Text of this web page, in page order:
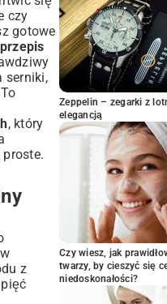
i jak
czy
gotowe
serniki,
, który
z
Zeppelin – zegarki z
elegancją
Czy wiesz, jak
twarzy, by cieszyć się
niedoskonałości?